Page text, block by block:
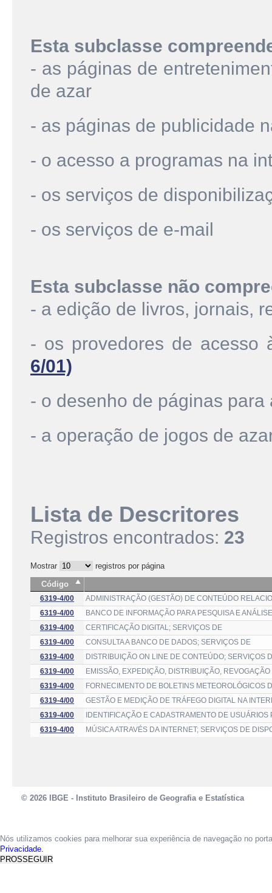
Esta subclasse
- as páginas de
de azar
- as páginas de publicidade
- o acesso a programas na
- os serviços de
- os serviços de e-mail
Esta subclasse não
- a edição de livros, jornais,
- os provedores de
6/01)
- o desenho de páginas
- a operação de jogos de
Lista de Descritores
Registros encontrados: 23
Mostrar
registros por página
Código
6319-4/00
ADMINISTRAÇÃO (GESTÃO) DE CONTEÚDO
6319-4/00
BANCO DE INFORMAÇÃO PARA PESQUISA E
6319-4/00
CERTIFICAÇÃO DIGITAL; SERVIÇOS DE
6319-4/00
CONSULTA A BANCO DE DADOS; SERVIÇOS DE
6319-4/00
DISTRIBUIÇÃO ON LINE DE CONTEÚDO; SERVIÇOS
6319-4/00
EMISSÃO, EXPEDIÇÃO, DISTRIBUIÇÃO,
6319-4/00
FORNECIMENTO DE BOLETINS METEOROLÓGICOS
6319-4/00
GESTÃO E MEDIÇÃO DE TRÁFEGO DIGITAL NA
6319-4/00
IDENTIFICAÇÃO E CADASTRAMENTO DE
6319-4/00
MÚSICA ATRAVÉS DA INTERNET; SERVIÇOS DE
© 2026 IBGE - Instituto Brasileiro de Geografia e Estatística
Nós utilizamos cookies para melhorar sua experiência de navegação no
Privacidade.
PROSSEGUIR